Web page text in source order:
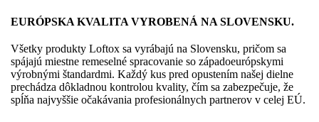
EURÓPSKA KVALITA VYROBENÁ NA SLOVENSKU.
Všetky produkty Loftox sa vyrábajú na Slovensku, pričom sa
spájajú miestne remeselné spracovanie so západoeurópskymi
výrobnými štandardmi. Každý kus pred opustením našej dielne
prechádza dôkladnou kontrolou kvality, čím sa zabezpečuje, že
spĺňa najvyššie očakávania profesionálnych partnerov v celej EÚ.